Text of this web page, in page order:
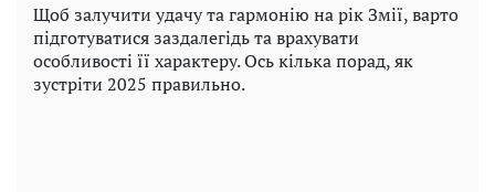
Щоб залучити удачу та гармонію на рік Змії, варто
підготуватися заздалегідь та врахувати
особливості її характеру. Ось кілька порад, як
зустріти 2025 правильно.